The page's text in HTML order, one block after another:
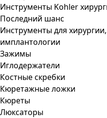
Инструменты Kohler
Последний шанс
Инструменты для
имплантологии
Зажимы
Иглодержатели
Костные скребки
Кюретажные ложки
Кюреты
Люксаторы